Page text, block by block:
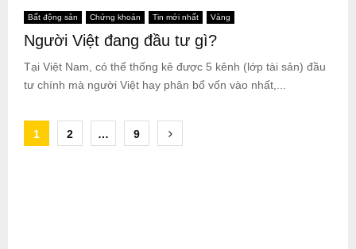
Bất động sản Chứng khoán Tin mới nhất Vàng
Người Việt đang đầu tư gì?
Tại Việt Nam, có thể thống kê được 5 kênh (lớp tài sản) đầu
tư chính mà người Việt hay phân bổ vốn vào nhất,...
Posts
1 2 … 9